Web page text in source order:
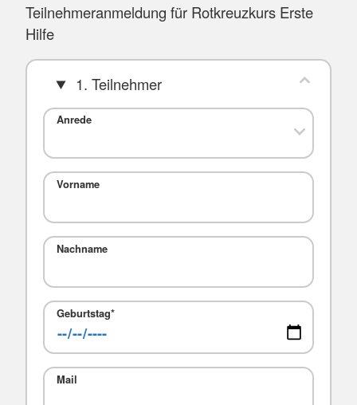
Teilnehmeranmeldung für Rotkreuzkurs Erste
Hilfe
1. Teilnehmer
Anrede
Vorname
Nachname
Geburtstag*
Mail